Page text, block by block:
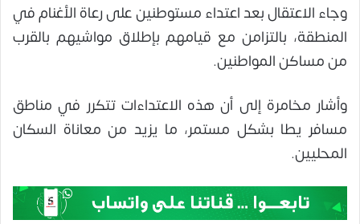
وجاء الاعتقال بعد اعتداء مستوطنين على رعاة الأغنام في
المنطقة، بالتزامن مع قيامهم بإطلاق مواشيهم بالقرب
من مساكن المواطنين.
وأشار مخامرة إلى أن هذه الاعتداءات تتكرر في مناطق
مسافر يطا بشكل مستمر، ما يزيد من معاناة السكان
المحليين.